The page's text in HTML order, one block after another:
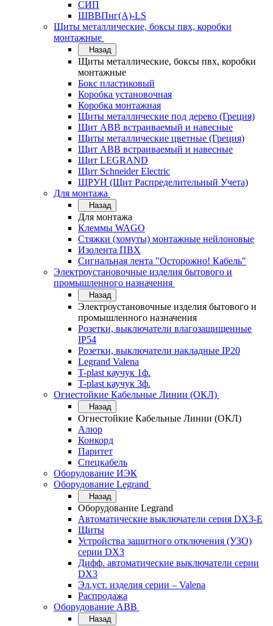
СИП
ШВВПнг(А)-LS
Щиты металлические, боксы пвх, коробки
монтажные
Назад
Щиты металлические, боксы пвх, коробки
монтажные
Бокс пластиковый
Коробка установочная
Коробка монтажная
Щиты металлические под дерево (Греция)
Щит ABB встраиваемый и навесные
Щиты металлические цветные (Греция)
Щит ABB встраиваемый и навесные
Щит LEGRAND
Щит Schneider Electric
ЩРУН (Щит Распределительный Учета)
Для монтажа
Назад
Для монтажа
Клеммы WAGO
Стяжки (хомуты) монтажные нейлоновые
Изолента ПВХ
Сигнальная лента "Осторожно! Кабель"
Электроустановочные изделия бытового и
промышленного назначения
Назад
Электроустановочные изделия бытового и
промышленного назначения
Розетки, выключатели влагозащищенные
IP54
Розетки, выключатели накладные IP20
Legrand Valena
T-plast каучук 1ф.
T-plast каучук 3ф.
Огнестойкие Кабельные Линии (ОКЛ)
Назад
Огнестойкие Кабельные Линии (ОКЛ)
Алюр
Конкорд
Паритет
Спецкабель
Оборудование ИЭК
Оборудование Legrand
Назад
Оборудование Legrand
Автоматические выключатели серия DX3-E
Щиты
Устройства защитного отключения (УЗО)
серии DX3
Дифф. автоматические выключатели серии
DX3
Эл.уст. изделия серии – Valena
Распродажа
Оборудование АВВ
Назад